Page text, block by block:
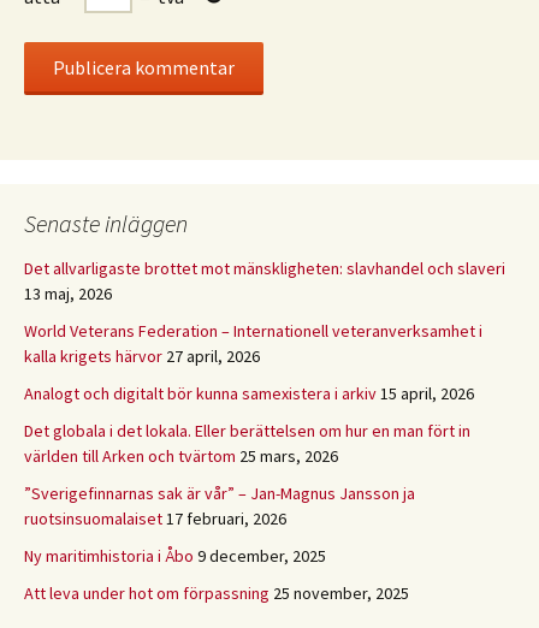
Senaste inläggen
Det allvarligaste brottet mot mänskligheten: slavhandel och slaveri
13 maj, 2026
World Veterans Federation – Internationell veteranverksamhet i
kalla krigets härvor 27 april, 2026
Analogt och digitalt bör kunna samexistera i arkiv15 april, 2026
Det globala i det lokala. Eller berättelsen om hur en man fört in
världen till Arken och tvärtom 25 mars, 2026
”Sverigefinnarnas sak är vår” – Jan-Magnus Jansson ja
ruotsinsuomalaiset17 februari, 2026
Ny maritimhistoria i Åbo 9 december, 2025
Att leva under hot om förpassning 25 november, 2025